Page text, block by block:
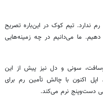
رم ندارد. تیم کوک در این‌باره تصریح
دهیم. ما می‌دانیم در چه زمینه‌هایی
سونی و دل نیز پیش از این
اکنون با چالش تأمین رم برای
دست‌وپنج نرم می‌کند.